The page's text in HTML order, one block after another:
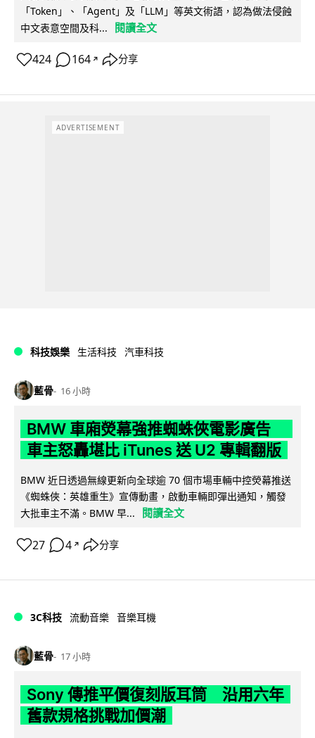
「Token」、「Agent」及「LLM」等英文術語，認為做法侵蝕
中文表意空間及科...
閱讀全文
424 164 ↗ 分享
ADVERTISEMENT
科技娛樂 生活科技 汽車科技
藍骨 16 小時
BMW 車廂熒幕強推蜘蛛俠電影廣告
車主怒轟堪比 iTunes 送 U2 專輯翻版
BMW 近日透過無線更新向全球逾 70 個市場車輛中控熒幕推送
《蜘蛛俠：英雄重生》宣傳動畫，啟動車輛即彈出通知，觸發
大批車主不滿。BMW 早...
閱讀全文
27 4 ↗ 分享
3C科技 流動音樂 音樂耳機
藍骨 17 小時
Sony 傳推平價復刻版耳筒 沿用六年
舊款規格挑戰加價潮